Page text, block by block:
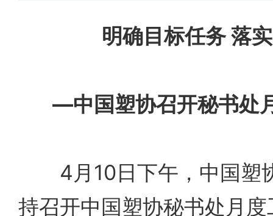
明确目标任务 落
—中国塑协召开秘书处
4月10日下午，中国塑
持召开中国塑协秘书处月